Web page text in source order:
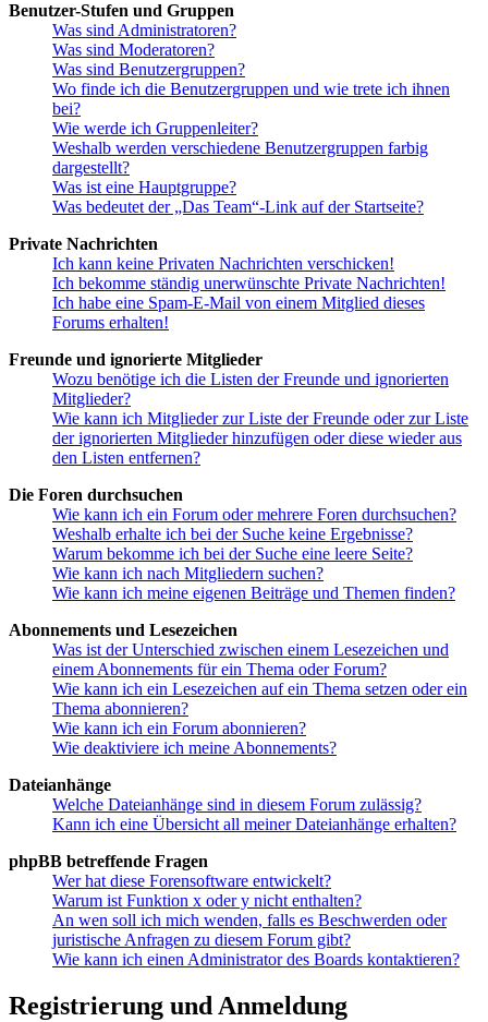
Benutzer-Stufen und Gruppen
Was sind Administratoren?
Was sind Moderatoren?
Was sind Benutzergruppen?
Wo finde ich die Benutzergruppen und wie trete ich ihnen
bei?
Wie werde ich Gruppenleiter?
Weshalb werden verschiedene Benutzergruppen farbig
dargestellt?
Was ist eine Hauptgruppe?
Was bedeutet der „Das Team“-Link auf der Startseite?
Private Nachrichten
Ich kann keine Privaten Nachrichten verschicken!
Ich bekomme ständig unerwünschte Private Nachrichten!
Ich habe eine Spam-E-Mail von einem Mitglied dieses
Forums erhalten!
Freunde und ignorierte Mitglieder
Wozu benötige ich die Listen der Freunde und ignorierten
Mitglieder?
Wie kann ich Mitglieder zur Liste der Freunde oder zur Liste
der ignorierten Mitglieder hinzufügen oder diese wieder aus
den Listen entfernen?
Die Foren durchsuchen
Wie kann ich ein Forum oder mehrere Foren durchsuchen?
Weshalb erhalte ich bei der Suche keine Ergebnisse?
Warum bekomme ich bei der Suche eine leere Seite?
Wie kann ich nach Mitgliedern suchen?
Wie kann ich meine eigenen Beiträge und Themen finden?
Abonnements und Lesezeichen
Was ist der Unterschied zwischen einem Lesezeichen und
einem Abonnements für ein Thema oder Forum?
Wie kann ich ein Lesezeichen auf ein Thema setzen oder ein
Thema abonnieren?
Wie kann ich ein Forum abonnieren?
Wie deaktiviere ich meine Abonnements?
Dateianhänge
Welche Dateianhänge sind in diesem Forum zulässig?
Kann ich eine Übersicht all meiner Dateianhänge erhalten?
phpBB betreffende Fragen
Wer hat diese Forensoftware entwickelt?
Warum ist Funktion x oder y nicht enthalten?
An wen soll ich mich wenden, falls es Beschwerden oder
juristische Anfragen zu diesem Forum gibt?
Wie kann ich einen Administrator des Boards kontaktieren?
Registrierung und Anmeldung